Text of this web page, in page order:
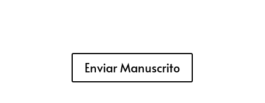
Enviar Manuscrito